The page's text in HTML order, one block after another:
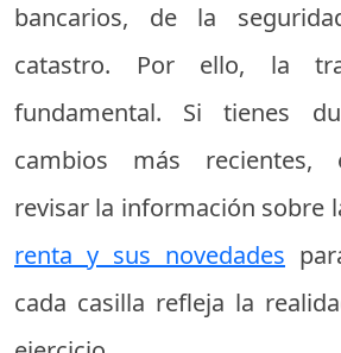
bancarios, de la
catastro. Por ello, la
fundamental. Si tienes
cambios más recientes,
revisar la información sobre
renta y sus novedades
cada casilla refleja la